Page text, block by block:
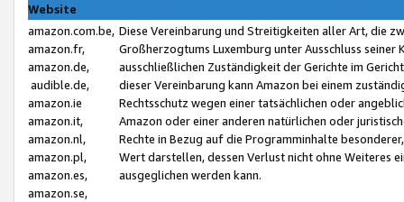
Website
amazon.com.be,
amazon.fr,
amazon.de,
audible.de,
amazon.ie
amazon.it,
amazon.nl,
amazon.pl,
amazon.es,
amazon.se,
Diese Vereinbarung und Streitigkeiten aller Art, die
Großherzogtums Luxemburg unter Ausschluss
ausschließlichen Zuständigkeit der Gerichte im
dieser Vereinbarung kann Amazon bei einem
Rechtsschutz wegen einer tatsächlichen oder
Amazon oder einer anderen natürlichen oder
Rechte in Bezug auf die Programminhalte
Wert darstellen, dessen Verlust nicht ohne Weiteres
ausgeglichen werden kann.